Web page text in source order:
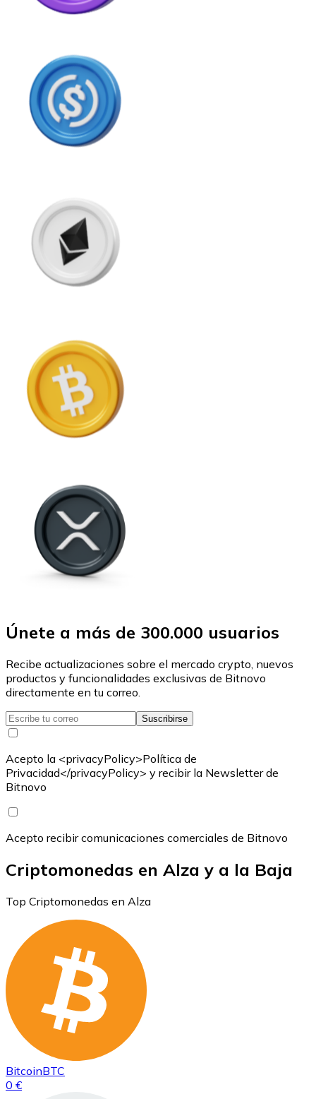
Únete a más de 300.000 usuarios
Recibe actualizaciones sobre el mercado crypto, nuevos
productos y funcionalidades exclusivas de Bitnovo
directamente en tu correo.
Suscribirse
Acepto la <privacyPolicy>Política de
Privacidad</privacyPolicy> y recibir la Newsletter de
Bitnovo
Acepto recibir comunicaciones comerciales de Bitnovo
Criptomonedas en Alza y a la Baja
Top Criptomonedas en Alza
BitcoinBTC
0 €